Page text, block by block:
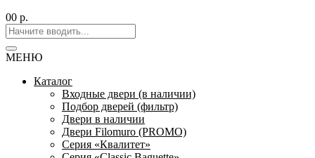
00 р.
МЕНЮ
Каталог
Входные двери (в наличии)
Подбор дверей (фильтр)
Двери в наличии
Двери Filomuro (PROMO)
Серия «Квалитет»